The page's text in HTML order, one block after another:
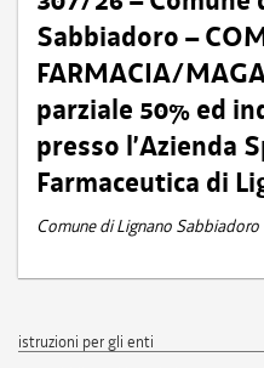
Sabbiadoro –
FARMACIA/
parziale 50% ed
presso l’Azienda
Farmaceutica di
Comune di Lignano Sabbiadoro
istruzioni per gli enti